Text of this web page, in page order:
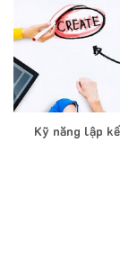
Kỹ năng lập